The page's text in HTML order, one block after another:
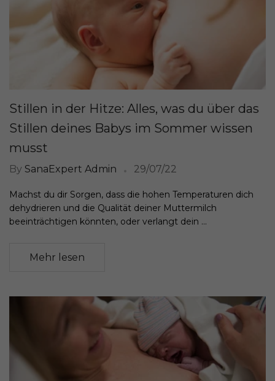
Stillen in der Hitze: Alles, was du über das
Stillen deines Babys im Sommer wissen
musst
By SanaExpert Admin 29/07/22
Machst du dir Sorgen, dass die hohen Temperaturen dich
dehydrieren und die Qualität deiner Muttermilch
beeinträchtigen könnten, oder verlangt dein ...
Mehr lesen